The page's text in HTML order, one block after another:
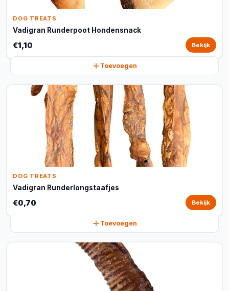
DOG TREATS
Vadigran Runderpoot Hondensnack
€1,10 Bekijk
Toevoegen
DOG TREATS
Vadigran Runderlongstaafjes
€0,70 Bekijk
Toevoegen